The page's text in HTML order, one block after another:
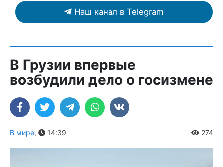
Наш канал в Telegram
В Грузии впервые
возбудили дело о госизмене
В мире, 14:39 274